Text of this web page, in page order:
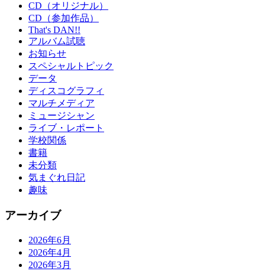
CD（オリジナル）
CD（参加作品）
That's DAN!!
アルバム試聴
お知らせ
スペシャルトピック
データ
ディスコグラフィ
マルチメディア
ミュージシャン
ライブ・レポート
学校関係
書籍
未分類
気まぐれ日記
趣味
アーカイブ
2026年6月
2026年4月
2026年3月